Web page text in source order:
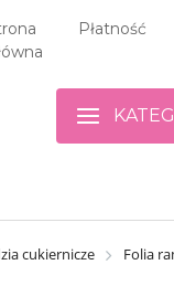
Płatność
cukiernicze Folia